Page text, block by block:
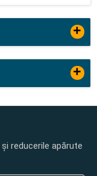
+
+
reducerile apărute